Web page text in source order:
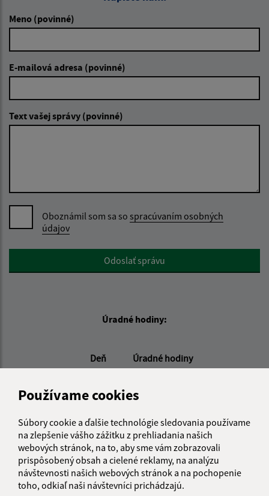
Používame cookies
Súbory cookie a ďalšie technológie sledovania používame
na zlepšenie vášho zážitku z prehliadania našich
webových stránok, na to, aby sme vám zobrazovali
prispôsobený obsah a cielené reklamy, na analýzu
návštevnosti našich webových stránok a na pochopenie
toho, odkiaľ naši návštevníci prichádzajú.
Meno (povinné)
E-mailová adresa (povinné)
Text vašej správy (povinné)
Oboznámil som sa so spracúvaním osobných
údajov
Google reCaptcha ResponseOdoslať správu
Úradné hodiny:
Deň
Úradné hodiny
Utorok:
Štvrtok:
nestránkový deň
Piatok:
08:00 - 12:00
Kontakt: